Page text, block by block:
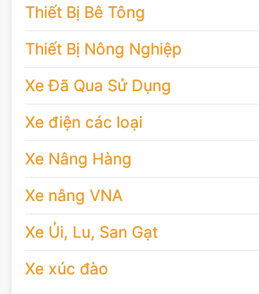
Thiết Bị Bê Tông
Thiết Bị Nông Nghiệp
Xe Đã Qua Sử Dụng
Xe điện các loại
Xe Nâng Hàng
Xe nâng VNA
Xe Ủi, Lu, San Gạt
Xe xúc đào